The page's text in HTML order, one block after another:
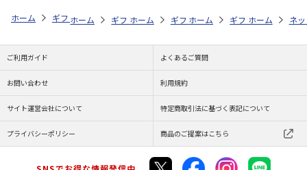
ホーム ギフトストア お中元・夏ギフト特集 2026 お菓子・スイーツ
ホーム ギフトストア お中元・夏ギフト特集 2026
ホーム ギフトストア お中元・夏ギフト
ホーム ギフトストア お
ホーム ネ
ご利用ガイド よくあるご質問
お問い合わせ 利用規約
サイト運営会社について 特定商取引法に基づく表記について
プライバシーポリシー 商品のご提案はこちら